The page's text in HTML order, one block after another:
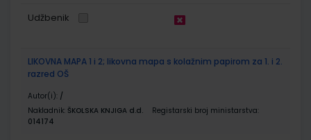
Udžbenik
LIKOVNA MAPA 1 i 2; likovna mapa s kolažnim papirom za 1. i 2.
razred OŠ
Autor(i): /
Nakladnik: ŠKOLSKA KNJIGA d.d.
Registarski broj ministarstva:
014174